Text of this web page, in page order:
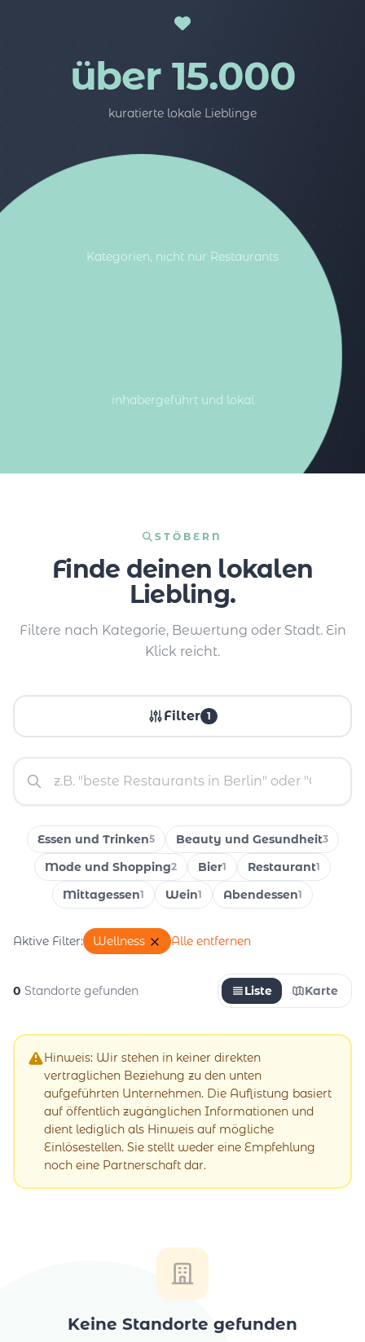
über 15.000
kuratierte lokale Lieblinge
Kategorien, nicht nur Restaurants
inhabergeführt und lokal
STÖBERN
Finde deinen lokalen
Liebling.
Filtere nach Kategorie, Bewertung oder Stadt. Ein
Klick reicht.
Filter 1
Essen und Trinken5 Beauty und Gesundheit3
Mode und Shopping2 Bier1 Restaurant1
Mittagessen1 Wein1 Abendessen1
Aktive Filter: Wellness Alle entfernen
0 Standorte gefunden Liste Karte
Hinweis: Wir stehen in keiner direkten
vertraglichen Beziehung zu den unten
aufgeführten Unternehmen. Die Auflistung basiert
auf öffentlich zugänglichen Informationen und
dient lediglich als Hinweis auf mögliche
Einlösestellen. Sie stellt weder eine Empfehlung
noch eine Partnerschaft dar.
Keine Standorte gefunden